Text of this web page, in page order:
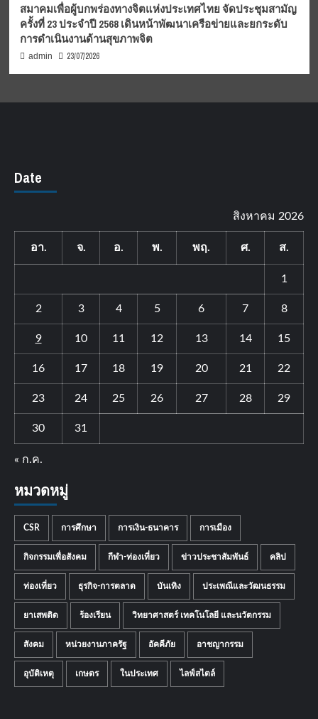
สมาคมเพื่อผู้บกพร่องทางจิตแห่งประเทศไทย จัดประชุมสามัญ
ครั้งที่ 23 ประจำปี 2568 เดินหน้าพัฒนาเครือข่ายและยกระดับ
การดำเนินงานด้านสุขภาพจิต
admin 23/07/2026
Date
สิงหาคม 2026
อา. จ. อ. พ. พฤ. ศ. ส.
1
2 3 4 5 6 7 8
9 10 11 12 13 14 15
16 17 18 19 20 21 22
23 24 25 26 27 28 29
30 31
« ก.ค.
หมวดหมู่
CSR การศึกษา การเงิน-ธนาคาร การเมือง
กิจกรรมเพื่อสังคม กีฬา-ท่องเที่ยว ข่าวประชาสัมพันธ์ คลิป
ท่องเที่ยว ธุรกิจ-การตลาด บันเทิง ประเพณีและวัฒนธรรม
ยาเสพติด ร้องเรียน วิทยาศาสตร์ เทคโนโลยี และนวัตกรรม
สังคม หน่วยงานภาครัฐ อัคคีภัย อาชญากรรม
อุบัติเหตุ เกษตร ในประเทศ ไลฟ์สไตล์